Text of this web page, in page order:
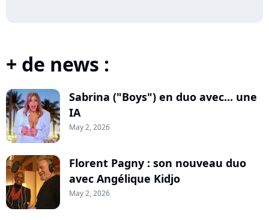
+ de news :
Sabrina ("Boys") en duo avec... une
IA
May 2, 2026
Florent Pagny : son nouveau duo
avec Angélique Kidjo
May 2, 2026